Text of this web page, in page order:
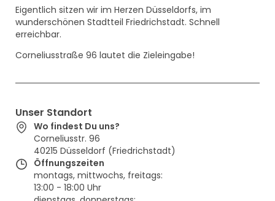
Eigentlich sitzen wir im Herzen Düsseldorfs, im
wunderschönen Stadtteil Friedrichstadt. Schnell
erreichbar.
Corneliusstraße 96 lautet die Zieleingabe!
Unser Standort
Wo findest Du uns?
Corneliusstr. 96
40215 Düsseldorf (Friedrichstadt)
Öffnungszeiten
montags, mittwochs, freitags:
13:00 - 18:00 Uhr